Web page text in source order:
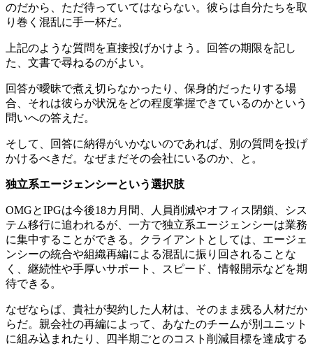
のだから、ただ待っていてはならない。彼らは自分たちを取
り巻く混乱に手一杯だ。
上記のような質問を直接投げかけよう。回答の期限を記し
た、文書で尋ねるのがよい。
回答が曖昧で煮え切らなかったり、保身的だったりする場
合、それは彼らが状況をどの程度掌握できているのかという
問いへの答えだ。
そして、回答に納得がいかないのであれば、別の質問を投げ
かけるべきだ。なぜまだその会社にいるのか、と。
独立系エージェンシーという選択肢
OMGとIPGは今後18カ月間、人員削減やオフィス閉鎖、シス
テム移行に追われるが、一方で独立系エージェンシーは業務
に集中することができる。クライアントとしては、エージェ
ンシーの統合や組織再編による混乱に振り回されることな
く、継続性や手厚いサポート、スピード、情報開示などを期
待できる。
なぜならば、貴社が契約した人材は、そのまま残る人材だか
らだ。親会社の再編によって、あなたのチームが別ユニット
に組み込まれたり、四半期ごとのコスト削減目標を達成する